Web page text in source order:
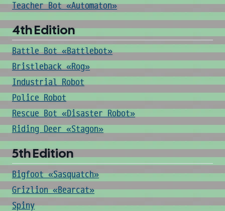
Teacher Bot «Automaton»
4th Edition
Battle Bot «Battlebot»
Bristleback «Rog»
Industrial Robot
Police Robot
Rescue Bot «Disaster Robot»
Riding Deer «Stagon»
5th Edition
Bigfoot «Sasquatch»
Grizlion «Bearcat»
Spiny